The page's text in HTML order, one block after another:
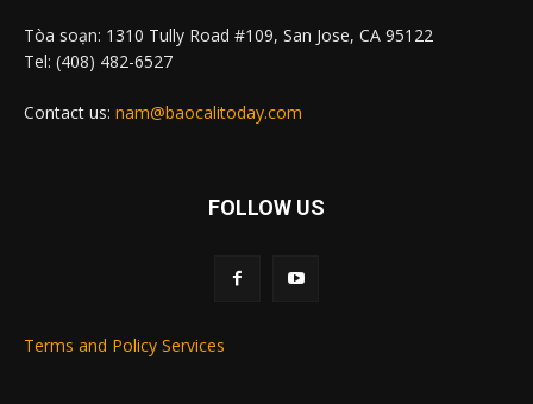
Tòa soạn: 1310 Tully Road #109, San Jose, CA 95122
Tel: (408) 482-6527
Contact us: nam@baocalitoday.com
FOLLOW US
Terms and Policy Services